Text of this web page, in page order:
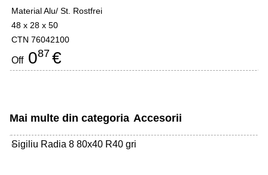
Material Alu/ St. Rostfrei
48 x 28 x 50
CTN 76042100
Off087 €
Mai multe din categoria Accesorii
Sigiliu Radia 8 80x40 R40 gri
-